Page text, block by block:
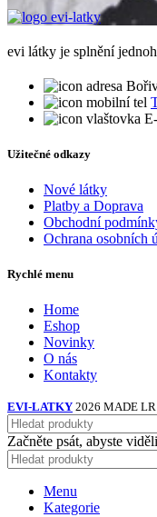
evi látky je splnění
Užitečné odkazy
Nové látky
Platby a Doprava
Obchodní
Ochrana osobních
Rychlé menu
Home
Eshop
Novinky
O nás
Kontakty
EVI-LATKY 2026 MADE LR
Začněte psát, abyste
Menu
Kategorie